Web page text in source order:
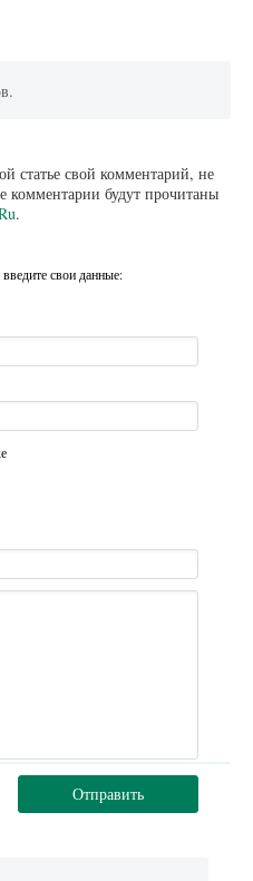
статье свой комментарий, не
будут прочитаны
.
свои данные:
Отправить